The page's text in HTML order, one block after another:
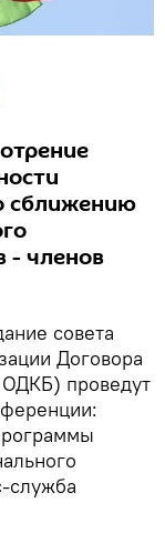
сближению
- членов
совета
Договора
проведут
служба